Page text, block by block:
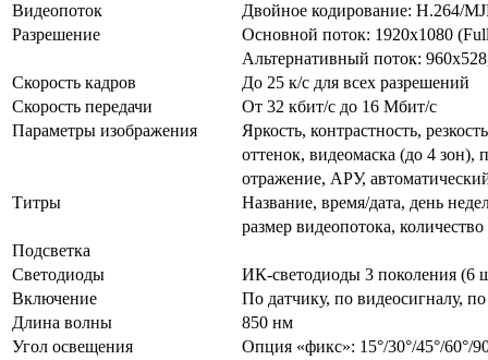
Видеопоток
Двойное кодирование: Н.264/
Разрешение
Основной поток: 1920х1080
Альтернативный поток:
Скорость кадров
До 25 к/с для всех разрешений
Скорость передачи
От 32 кбит/с до 16 Мбит/с
Параметры изображения
Яркость, контрастность,
оттенок, видеомаска (до 4 зон),
отражение, АРУ,
Титры
Название, время/дата, день
размер видеопотока,
Подсветка
Светодиоды
ИК-светодиоды 3 поколения (6
Включение
По датчику, по видеосигналу,
Длина волны
850 нм
Угол освещения
Опция «фикс»: 15°/30°/45°/60°/